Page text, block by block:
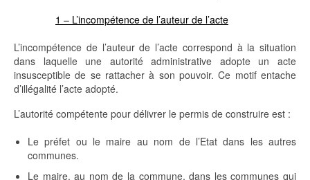
1 – L’incompétence de l’auteur de l’acte
L’incompétence de l’auteur de l’acte correspond à la situation
dans laquelle une autorité administrative adopte un acte
insusceptible de se rattacher à son pouvoir. Ce motif entache
d’illégalité l’acte adopté.
L’autorité compétente pour délivrer le permis de construire est :
Le préfet ou le maire au nom de l’Etat dans les autres
communes.
Le maire, au nom de la commune, dans les communes qui